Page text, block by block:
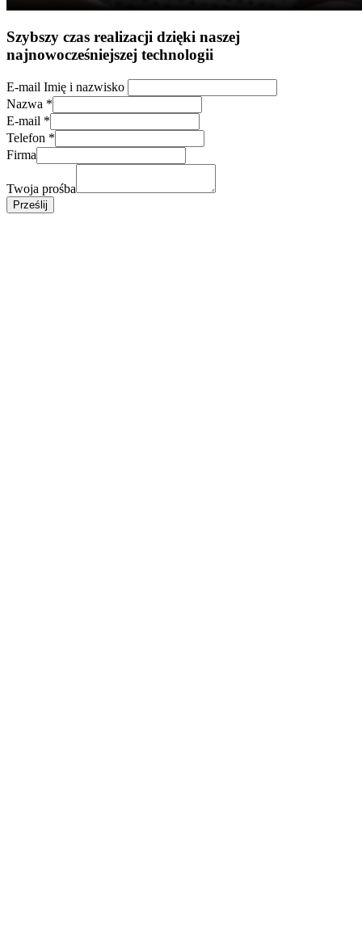
Szybszy czas realizacji dzięki naszej
najnowocześniejszej technologii
E-mail Imię i nazwisko
Nazwa *
E-mail *
Telefon *
Firma
Twoja prośba
Prześlij